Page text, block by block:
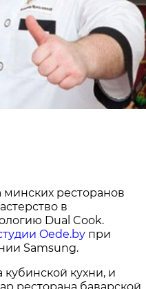
ресторанов
в
Dual Cook.
Oede.by при
Samsung.
кухни, и
ресторана баварской